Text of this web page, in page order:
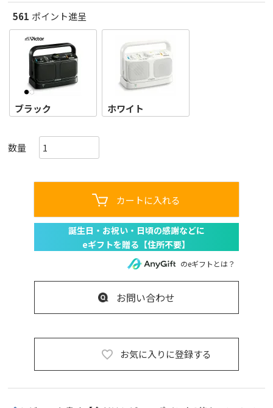
561 ポイント進呈
ブラック ホワイト
お気に入りに登録する
カートに入れる
のeギフトとは？
お問い合わせ